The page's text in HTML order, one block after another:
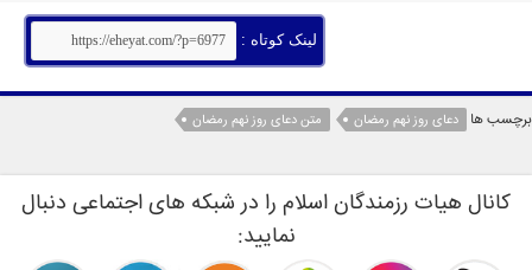
لینک کوتاه :
برچسب ها دعای روز نهم رمضان متن دعای روز نهم رمضان
کانال هیات رزمندگان اسلام را در شبکه های اجتماعی دنبال
نمایید: